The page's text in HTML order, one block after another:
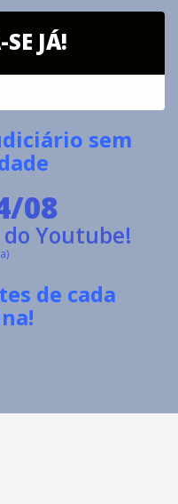
JÁ!
sem
08
Youtube!
de cada